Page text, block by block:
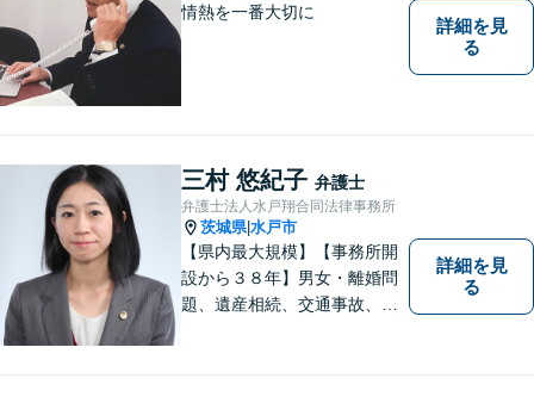
情熱を一番大切に
詳細を見
る
三村 悠紀子 弁護士
弁護士法人水戸翔合同法律事務所
茨城県|水戸市
【県内最大規模】【事務所開
設から３８年】男女・離婚問
題、遺産相続、交通事故、労
地域密着の女性弁護士。お困
詳細を見
る